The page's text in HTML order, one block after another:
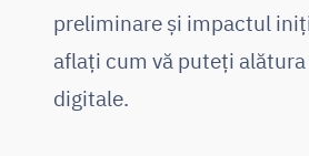
preliminare și impactul
aflați cum vă puteți
digitale.